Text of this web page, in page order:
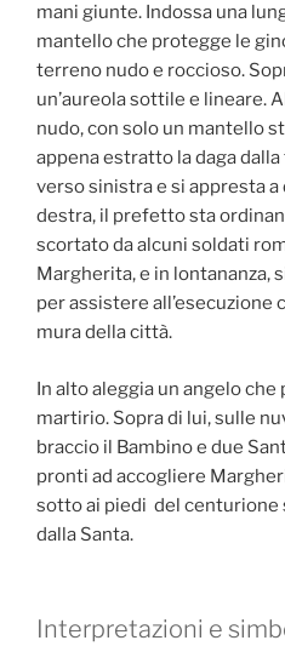
mani giunte. Indossa una
mantello che protegge le
terreno nudo e roccioso.
un’aureola sottile e lineare.
nudo, con solo un mantello
appena estratto la daga dalla
verso sinistra e si appresta a
destra, il prefetto sta
scortato da alcuni soldati
Margherita, e in lontananza,
per assistere all’esecuzione
mura della città.
In alto aleggia un angelo che
martirio. Sopra di lui, sulle
braccio il Bambino e due
pronti ad accogliere
sotto ai piedi del centurione
dalla Santa.
Interpretazioni e